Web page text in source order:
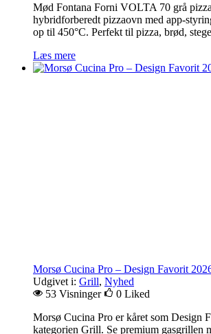
Mød Fontana Forni VOLTA 70 grå
hybridforberedt pizzaovn med app-
op til 450°C. Perfekt til pizza, brød,
Læs mere
Morsø Cucina Pro – Design Favorit
Udgivet i: Grill, Nyhed
53 Visninger
0 Liked
Morsø Cucina Pro er kåret som Design
kategorien Grill. Se premium gasgrillen